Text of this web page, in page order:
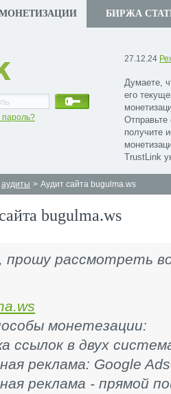
БИРЖА
27.12.24
Думаете,
его
получите
TrustLink
аудиты > Аудит сайта bugulma.ws
bugulma.ws
прошу рассмотреть
монетезации:
ссылок в двух
реклама: Google
реклама - прямой